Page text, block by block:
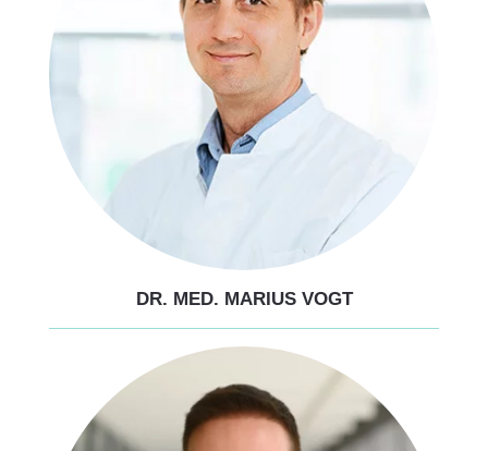
DR. MED. MARIUS VOGT